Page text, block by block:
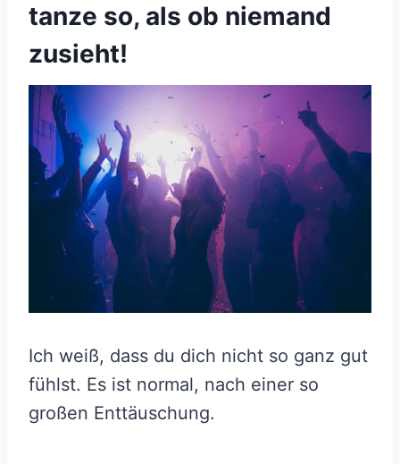
tanze so, als ob niemand
zusieht!
Ich weiß, dass du dich nicht so ganz gut
fühlst. Es ist normal, nach einer so
großen Enttäuschung.